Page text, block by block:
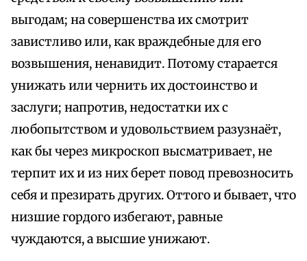
выгодам; на совершенства их смотрит
завистливо или, как враждебные для его
возвышения, ненавидит. Потому старается
унижать или чернить их достоинство и
заслуги; напротив, недостатки их с
любопытством и удовольствием разузнаёт,
как бы через микроскоп высматривает, не
терпит их и из них берет повод превозносить
себя и презирать других. Оттого и бывает, что
низшие гордого избегают, равные
чуждаются, а высшие унижают.